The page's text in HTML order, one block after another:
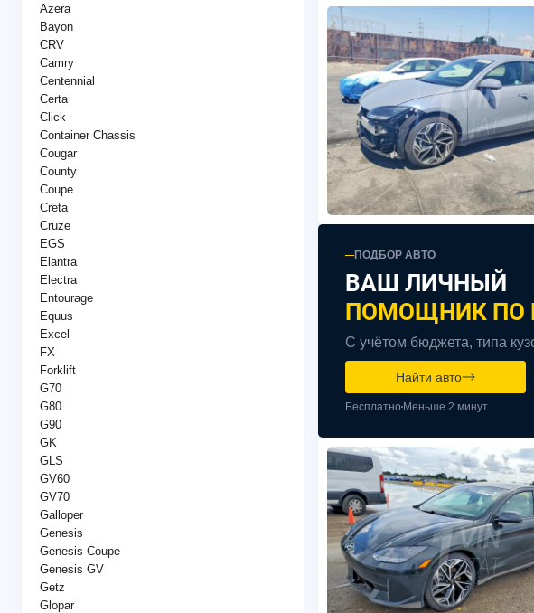
Azera
Bayon
CRV
Camry
Centennial
Certa
Click
Container Chassis
Cougar
County
Coupe
Creta
Cruze
EGS
Elantra
Electra
Entourage
Equus
Excel
FX
Forklift
G70
G80
G90
GK
GLS
GV60
GV70
Galloper
Genesis
Genesis Coupe
Genesis GV
Getz
Glopar
ПОДБОР АВТО
ВАШ ЛИЧНЫЙ
ПОМОЩНИК ПО
С учётом бюджета, типа
Найти авто
Бесплатно Меньше 2 минут